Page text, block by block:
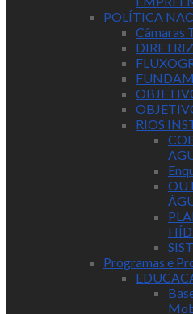
POLÍTICA
Câmaras
RIOS
Programas e